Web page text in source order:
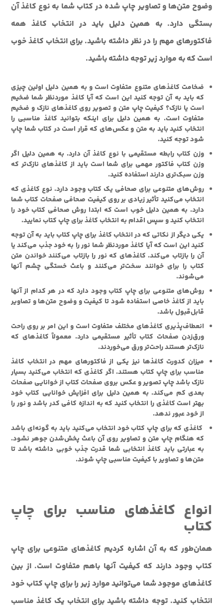
وضوح متن‌ها و تصاویر چاپ شده در کتاب شما به نوع کاغذ آن
بستگی دارد. به همین دلیل باید در انتخاب کاغذ همه
فاکتورهای مهم را در نظر داشته باشید. برای انتخاب کاغذ خوب
است که به موارد زیر توجه داشته باشید.
ضخامت کاغذهای متنوع متفاوت است و به همین دلیل اولین چیزی
که باید به آن توجه کنید این است که آیا کاغذ موردنظر شما ضخیم
است یا نازک؟ کیفیت چاپ متن و تصویر روی کاغذهای نازک و ضخیم
متفاوت است. به همین دلیل برای اینکه بتوانید کاغذ مناسبی را
انتخاب کنید باید به متن و عکس‌های که قرار است در کتاب شما چاپ
شود توجه کنید.
وزن کتاب رابطه مستقیمی با نوع کاغذ آن دارد. به همین دلیل اگر
وزن کتاب فاکتور مهمی برای شما است باید از کاغذهای نازک‌تر که
وزن سبک‌تری دارند استفاده کنید.
روش‌های متنوعی برای صحافی یک کتاب وجود دارد. نوع کاغذی که
انتخاب می‌کنید تأثیر زیادی بر روی کیفیت صحافی صفحات کتاب شما
دارد. به همین دلیل خوب است که ابتدا روش صحافی کتاب خود را
انتخاب کنید و سپس اقدام به انتخاب کاغذ برای چاپ کتاب نمایید.
یکی دیگر از نکاتی که در انتخاب کاغذ برای چاپ کتاب باید به آن توجه
کنید این است که آیا کاغذ موردنظر شما نور را به خود جذب می‌کند یا
آن را بازتاب می‌کند. کاغذهای که نور را بازتاب می‌کنند خواندن متن
کتاب را برای خوانند سخت‌تر می‌کنند و باعث خستگی چشم آنها
می‌شوند.
روش‌های متنوعی برای چاپ کتاب وجود دارد که در هر کدام از آنها
باید از کاغذ خاصی استفاده شود تا کیفیت و وضوح متن‌ها و تصاویر
قابل‌قبول باشد.
انعطاف‌پذیری کاغذهای مختلف متفاوت است و این امر بر روی راحت
ورق‌زدن صفحات کتاب تأثیر مستقیمی دارد. معمولاً کاغذهای که
نازک‌تر هستند راحت‌تر ورق می‌خوردند.
میزان کدورت کاغذها نیز یکی از فاکتورهای مهم در انتخاب کاغذ
مناسب برای چاپ کتاب هستند. اگر کاغذی که انتخاب می‌کنید بسیار
نازک باشد چاپ تصویر و عکس بروی صفحات کتاب از خوانایی صفحات
بعدی کم می‌کند. به همین دلیل برای افزایش خوانایی کتاب خود
بهتر است کاغذی را انتخاب کنید که به اندازه کافی کدر باشد و نور را
از خود عبور ندهد.
کاغذی که برای چاپ کتاب خود انتخاب می‌کنید باید به گونه‌ای باشد
که هنگام چاپ متن و تصاویر روی آن باعث پخش‌شدن جوهر نشود.
به عبارتی باید کاغذ انتخابی شما قدرت جذب خوبی داشته باشد تا
متن‌ها و تصاویر با کیفیت مناسبی چاپ شوند.
انواع کاغذهای مناسب برای چاپ
کتاب
همان‌طور که به آن اشاره کردیم کاغذهای متنوعی برای چاپ
کتاب وجود دارند که کیفیت آنها باهم متفاوت است. از بین
کاغذهای موجود شما می‌توانید موارد زیر را برای چاپ کتاب خود
انتخاب کنید. توجه داشته باشید برای انتخاب یک کاغذ مناسب